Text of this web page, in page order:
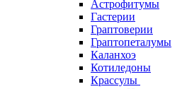
Астрофитумы
Гастерии
Граптоверии
Граптопеталумы
Каланхоэ
Котиледоны
Крассулы